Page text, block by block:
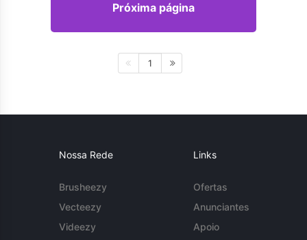
Próxima página
1
Nossa Rede
Brusheezy
Vecteezy
Videezy
Links
Ofertas
Anunciantes
Apoio